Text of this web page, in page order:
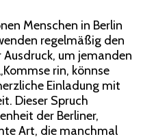
Menschen in Berlin
regelmäßig den
um jemanden
rin, könnse
Einladung mit
Dieser Spruch
der Berliner,
Art, die manchmal